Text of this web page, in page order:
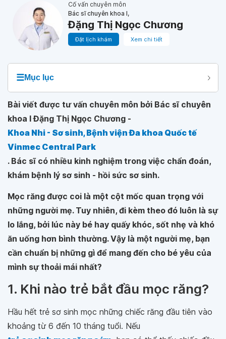
Cố vấn chuyên môn
Bác sĩ chuyên khoa I,
Đặng Thị Ngọc Chương
Đặt lịch khám Xem chi tiết
☰Mục lục
Bài viết được tư vấn chuyên môn bởi Bác sĩ chuyên
khoa I Đặng Thị Ngọc Chương -
Khoa Nhi - Sơ sinh, Bệnh viện Đa khoa Quốc tế
Vinmec Central Park
. Bác sĩ có nhiều kinh nghiệm trong việc chẩn đoán,
khám bệnh lý sơ sinh - hồi sức sơ sinh.
Mọc răng được coi là một cột mốc quan trọng với
những người mẹ. Tuy nhiên, đi kèm theo đó luôn là sự
lo lắng, bởi lúc này bé hay quấy khóc, sốt nhẹ và khó
ăn uống hơn bình thường. Vậy là một người mẹ, bạn
cần chuẩn bị những gì để mang đến cho bé yêu của
mình sự thoải mái nhất?
1. Khi nào trẻ bắt đầu mọc răng?
Hầu hết trẻ sơ sinh mọc những chiếc răng đầu tiên vào
khoảng từ 6 đến 10 tháng tuổi. Nếu